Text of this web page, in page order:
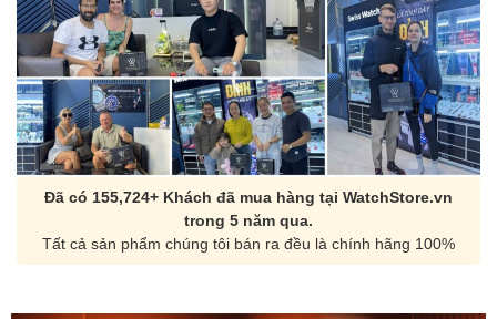
Đã có 155,724+ Khách đã mua hàng tại WatchStore.vn
trong 5 năm qua.
Tất cả sản phẩm chúng tôi bán ra đều là chính hãng 100%
Orient Nam RA-
Casio Nam MTS-